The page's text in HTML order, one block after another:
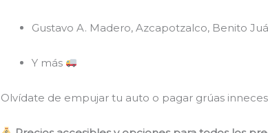
Gustavo A. Madero, Azcapotzalco, Benito
Y más
Olvídate de empujar tu auto o pagar grúas